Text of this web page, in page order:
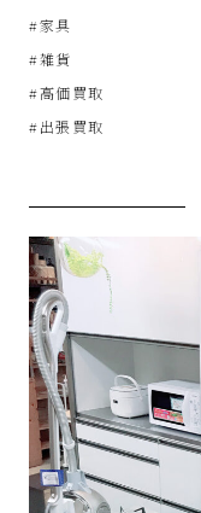
買
リ
イ
ク
ル
品
販
#家具
#雑貨
#高価買取
#出張買取